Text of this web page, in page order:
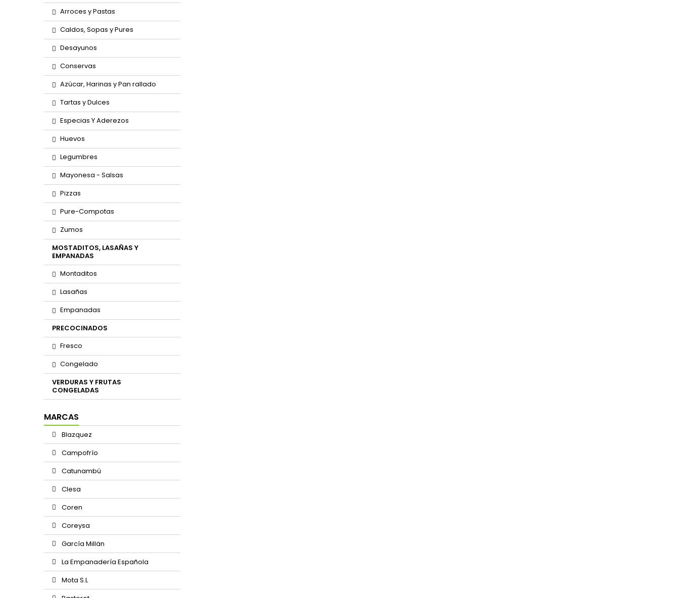
Arroces y Pastas
Caldos, Sopas y Pures
Desayunos
Conservas
Azúcar, Harinas y Pan rallado
Tartas y Dulces
Especias Y Aderezos
Huevos
Legumbres
Mayonesa - Salsas
Pizzas
Pure-Compotas
Zumos
MOSTADITOS, LASAÑAS Y
EMPANADAS
Montaditos
Lasañas
Empanadas
PRECOCINADOS
Fresco
Congelado
VERDURAS Y FRUTAS
CONGELADAS
MARCAS
Blazquez
Campofrío
Catunambú
Clesa
Coren
Coreysa
García Millän
La Empanadería Española
Mota S.L